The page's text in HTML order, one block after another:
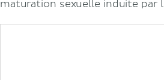
maturation sexuelle induite par